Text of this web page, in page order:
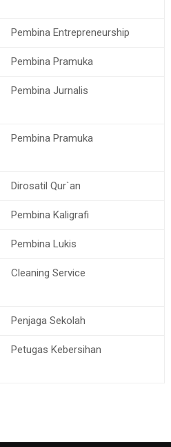
Pembina Entrepreneurship
Pembina Pramuka
Pembina Jurnalis
Pembina Pramuka
Dirosatil Qur`an
Pembina Kaligrafi
Pembina Lukis
Cleaning Service
Penjaga Sekolah
Petugas Kebersihan